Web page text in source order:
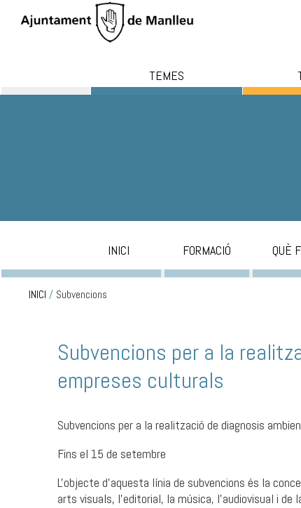
TEMES
INICI FORMACIÓ QUÈ
INICI / Subvencions
Subvencions per a la
empreses culturals
Subvencions per a la realització de diagnosis
Fins el 15 de setembre
L'objecte d'aquesta línia de subvencions és la
arts visuals, l'editorial, la música, l'audiovisual i de